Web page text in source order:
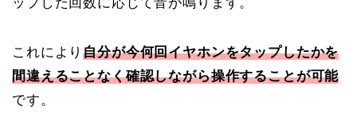
これにより自分が今何回イヤホンをタップしたかを
間違えることなく確認しながら操作することが可能
です。